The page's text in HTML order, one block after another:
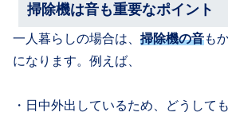
掃除機は音も重要なポイント
一人暮らしの場合は、 掃除機の音も
になります。例えば、
・日中外出しているため、どうして